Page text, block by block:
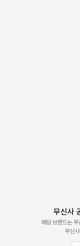
무신사
해당 브랜드는
무신